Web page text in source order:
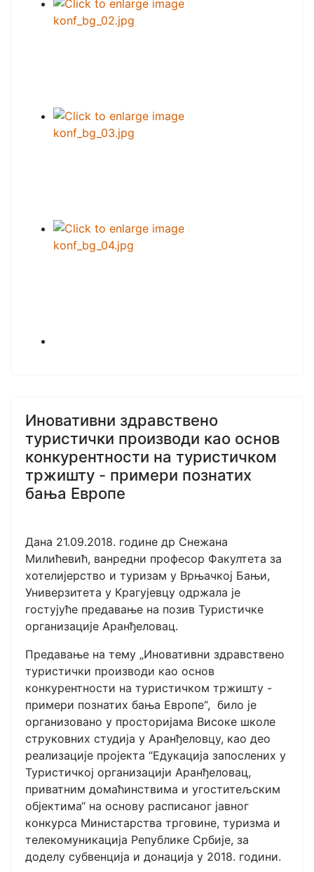
Иновативни здравствено
туристички производи као основ
конкурентности на туристичком
тржишту - примери познатих
бања Европе
Дана 21.09.2018. године др Снежана
Милићевић, ванредни професор Факултета за
хотелијерство и туризам у Врњачкој Бањи,
Универзитета у Крагујевцу одржала је
гостујуће предавање на позив Туристичке
организације Аранђеловац.
Предавање на тему „Иновативни здравствено
туристички производи као основ
конкурентности на туристичком тржишту -
примери познатих бања Европе“, било је
организовано у просторијама Високе школе
струковних студија у Аранђеловцу, као део
реализације пројекта “Едукација запослених у
Туристичкој организацији Аранђеловац,
приватним домаћинствима и угоститељским
објектима“ на основу расписаног јавног
конкурса Министарства трговине, туризма и
телекомуникација Републике Србије, за
доделу субвенција и донација у 2018. години.